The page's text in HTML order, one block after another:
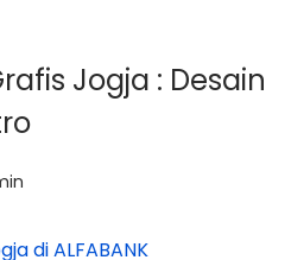
Jogja : Desain